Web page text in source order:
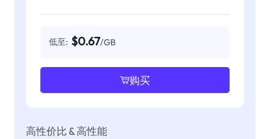
低至: $0.67/GB
购买
高性价比 & 高性能